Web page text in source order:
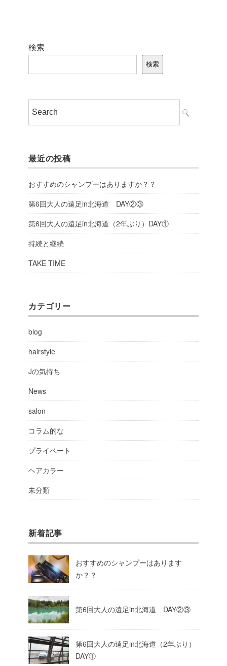
検索
検索
最近の投稿
おすすめのシャンプーはありますか？？
第6回大人の遠足in北海道 DAY②③
第6回大人の遠足in北海道（2年ぶり）DAY①
持続と継続
TAKE TIME
カテゴリー
blog
hairstyle
Jの気持ち
News
salon
コラム的な
プライベート
ヘアカラー
未分類
新着記事
おすすめのシャンプーはあります
か？？
第6回大人の遠足in北海道 DAY②③
第6回大人の遠足in北海道（2年ぶり）
DAY①